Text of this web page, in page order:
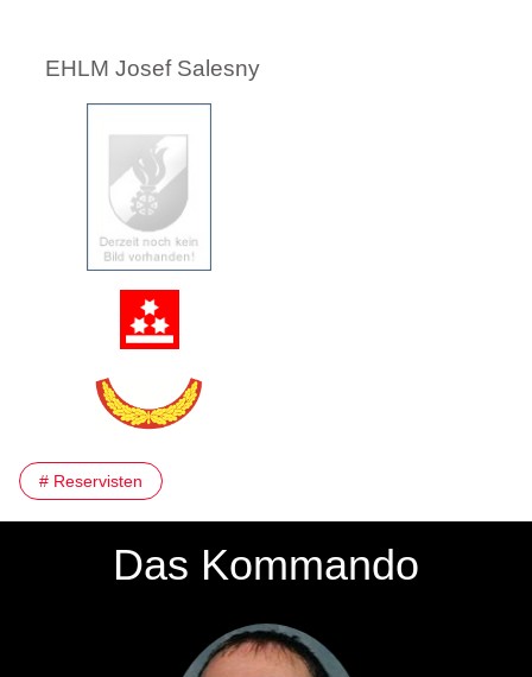
EHLM Josef Salesny
# Reservisten
Das Kommando